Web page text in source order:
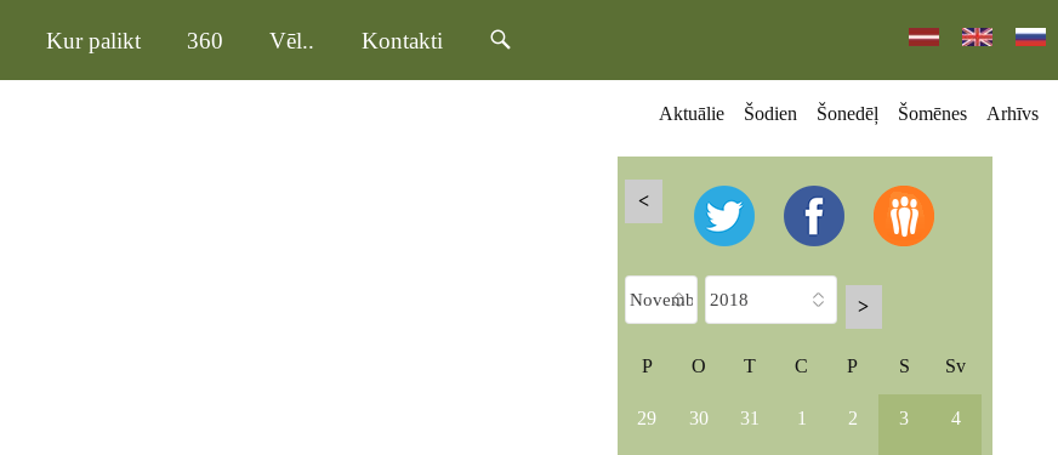
Kur palikt 360 Vēl.. Kontakti
Aktuālie Šodien Šonedēļ Šomēnes Arhīvs
<
>
P O T C P S Sv
29 30 31 1 2 3 4